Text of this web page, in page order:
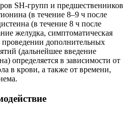
SH-групп и предшественников
(в течение 8–9 ч после
(в течение 8 ч после
желудка, симптоматическая
проведении дополнительных
(дальнейшее введение
определяется в зависимости от
в крови, а также от времени,